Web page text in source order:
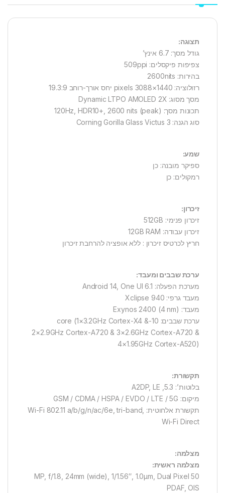
תצוגה:
גודל מסך: 6.7 אינץ’
צפיפות פיקסלים: 509ppi
בהירות: 2600nits
רזולוציה: 1440×3088 pixels יחס אורך-רוחב 19.3:9
מסך מסוג: Dynamic LTPO AMOLED 2X
תכונות מסך: 120Hz, HDR10+, 2600 nits (peak)
סוג הגנה: Corning Gorilla Glass Victus 3
שמע:
ספיקר מובנה: כן
רמקולים: כן
זיכרון:
זיכרון פנימי: 512GB
זיכרון עבודה: 12GB RAM
חריץ לכרטיס זיכרון : ללא אופציה להרחבת זיכרון
ערכת שבבים ומעבד:
מערכת הפעלה: Android 14, One UI 6.1
מעבד גרפי: Xclipse 940
מעבד: Exynos 2400 (4 nm)
ערכת שבבים: 10-core (1×3.2GHz Cortex-X4 &
2×2.9GHz Cortex-A720 & 3×2.6GHz Cortex-A720 &
4×1.95GHz Cortex-A520)
תקשורת:
בלוטות’: 5.3, A2DP, LE
מיקום: GSM / CDMA / HSPA / EVDO / LTE / 5G
תקשורת אלחוטית: Wi-Fi 802.11 a/b/g/n/ac/6e, tri-band,
Wi-Fi Direct
מצלמה:
מצלמה ראשית:
50 MP, f/1.8, 24mm (wide), 1/1.56″, 1.0µm, Dual Pixel
PDAF, OIS